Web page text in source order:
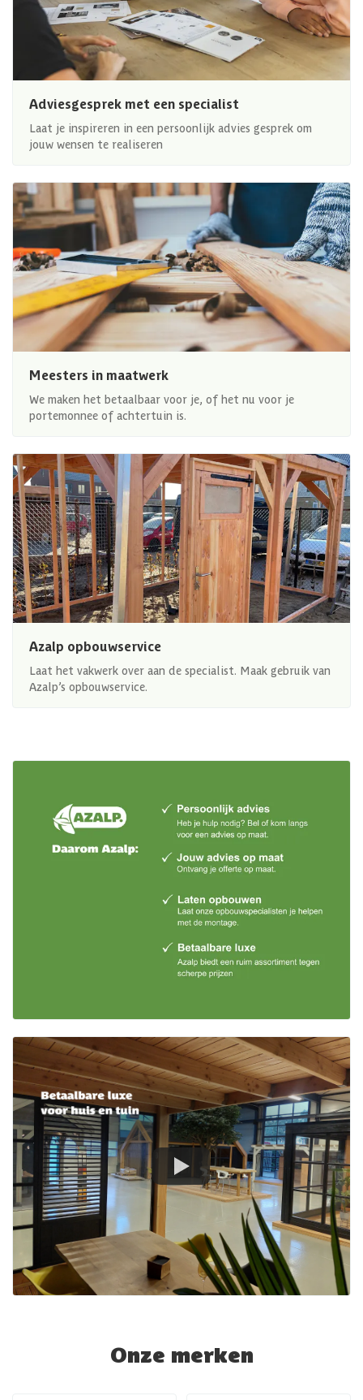
Adviesgesprek met een specialist
Laat je inspireren in een persoonlijk advies gesprek om
jouw wensen te realiseren
Meesters in maatwerk
We maken het betaalbaar voor je, of het nu voor je
portemonnee of achtertuin is.
Azalp opbouwservice
Laat het vakwerk over aan de specialist. Maak gebruik van
Azalp’s opbouwservice.
Onze merken